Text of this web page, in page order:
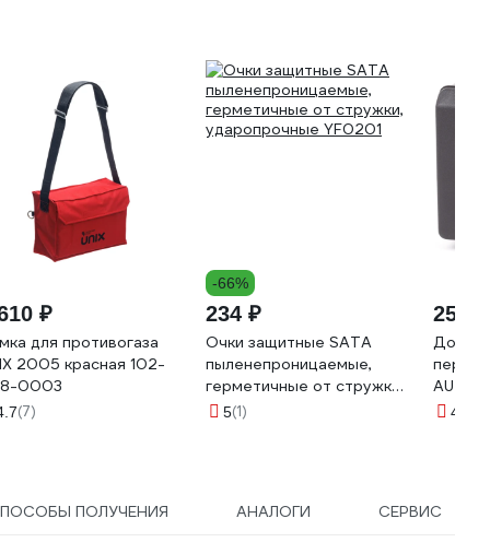
₽
для противогаза
2005 красная 102-
0003
(7)
-66%
234 ₽
Очки защитные SATA
пыленепроницаемые,
герметичные от стружки,
ударопрочные YF0201
5(1)
255 ₽
021-
4.3
ПОЛУЧЕНИЯ АНАЛОГИ СЕРВИС